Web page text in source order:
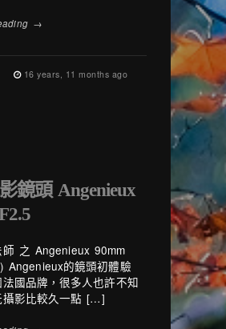
→
16 years, 11 months ago
鏡頭 Angenieux
師 之 Angenieux 90mm
Angenieux的鏡頭初體驗
國品牌，很多人也許不知
攝影比較久一點 […]